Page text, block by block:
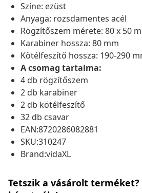
Színe: ezüst
Anyaga: rozsdamentes acél
Rögzítőszem mérete: 80 x 50
Karabiner hossza: 80 mm
Kötélfeszítő hossza: 190-290
A csomag tartalma:
4 db rögzítőszem
2 db karabiner
2 db kötélfeszítő
32 db csavar
EAN:8720286082881
SKU:310247
Brand:vidaXL
Tetszik a vásárolt terméket?